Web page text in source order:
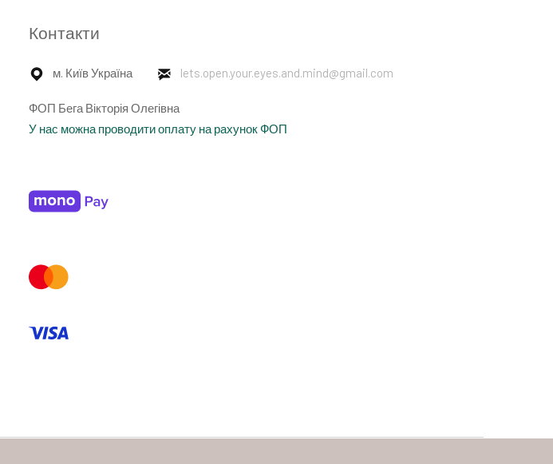
Контакти
м. Київ Україна lets.open.your.eyes.and.mind@gmail.com
ФОП Бега Вікторія Олегівна
У нас можна проводити оплату на рахунок ФОП